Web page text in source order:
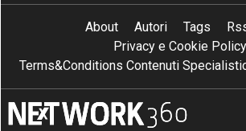
About Autori Tags
Privacy e Cookie Policy
Terms&Conditions Contenuti